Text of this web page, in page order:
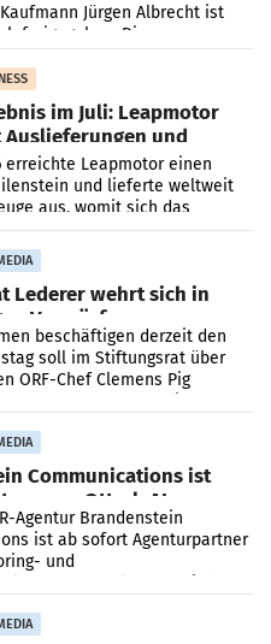
Jürgen Albrecht ist
freigegeben: Die
und der
im Juli: Leapmotor
und
die 100.000er-Marke
erreichte Leapmotor einen
und lieferte weltweit
aus, womit sich das
Juli 2025 mehr als
Lederer wehrt sich in
Vorwürfe
beschäftigen derzeit den
soll im Stiftungsrat über
ORF-Chef Clemens Pig
Communications ist
von OtterlyAI
Agentur Brandenstein
ist ab sofort Agenturpartner
und